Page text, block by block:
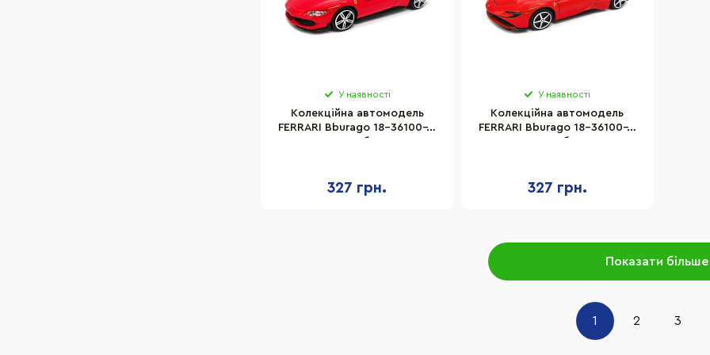
У наявності
Колекційна автомодель
FERRARI Bburago 18-36100-4
327 грн.
У наявності
Колекційна автомодель
FERRARI Bburago 18-36100-6
327 грн.
Показати більше
1 2 3